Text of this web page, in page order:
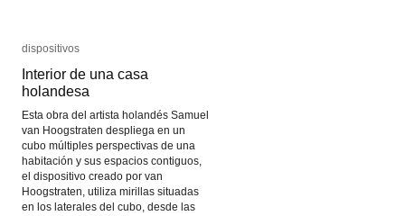
dispositivos
Interior de una casa
holandesa
Esta obra del artista holandés Samuel
van Hoogstraten despliega en un
cubo múltiples perspectivas de una
habitación y sus espacios contiguos,
el dispositivo creado por van
Hoogstraten, utiliza mirillas situadas
en los laterales del cubo, desde las
dispositivos
Interior de una casa
holandesa